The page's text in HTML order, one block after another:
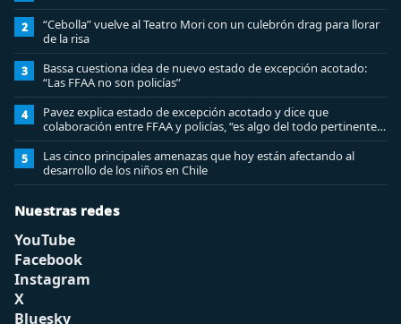
2
“Cebolla” vuelve al Teatro Mori con un culebrón drag para llorar
de la risa
3
Bassa cuestiona idea de nuevo estado de excepción acotado:
“Las FFAA no son policías”
4
Pavez explica estado de excepción acotado y dice que
colaboración entre FFAA y policías, “es algo del todo pertinente
analizar”
5
Las cinco principales amenazas que hoy están afectando al
desarrollo de los niños en Chile
Nuestras redes
YouTube
Facebook
Instagram
X
Bluesky